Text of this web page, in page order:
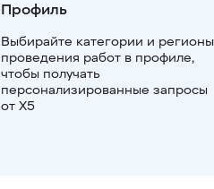
Профиль
Выбирайте категории и регионы
проведения работ в профиле,
чтобы получать
персонализированные запросы
от Х5